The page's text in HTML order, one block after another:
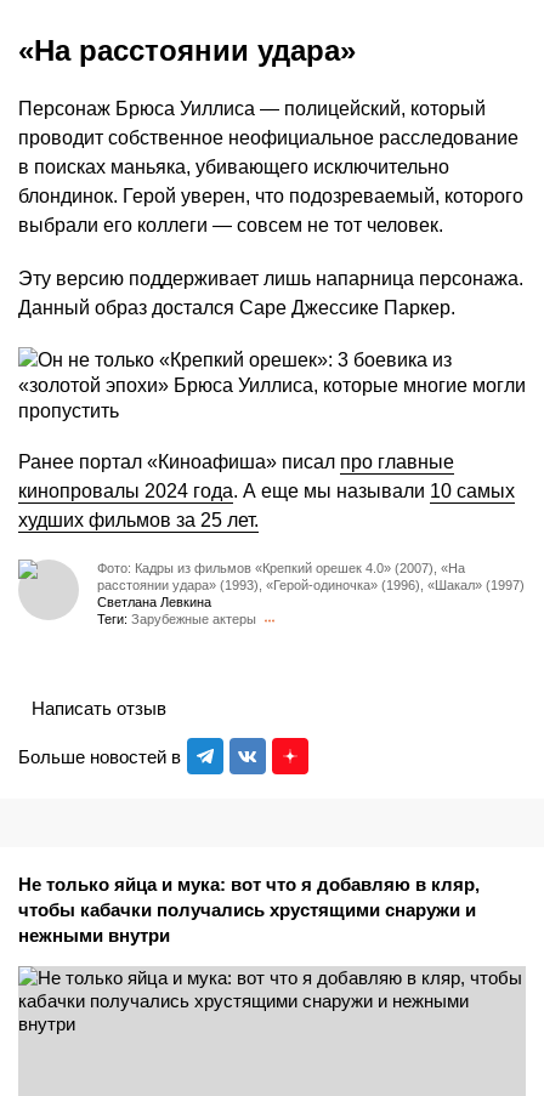
«На расстоянии удара»
Персонаж Брюса Уиллиса — полицейский, который
проводит собственное неофициальное расследование
в поисках маньяка, убивающего исключительно
блондинок. Герой уверен, что подозреваемый, которого
выбрали его коллеги — совсем не тот человек.
Эту версию поддерживает лишь напарница персонажа.
Данный образ достался Саре Джессике Паркер.
Ранее портал «Киноафиша» писал про главные
кинопровалы 2024 года. А еще мы называли 10 самых
худших фильмов за 25 лет.
Фото: Кадры из фильмов «Крепкий орешек 4.0» (2007), «На
расстоянии удара» (1993), «Герой-одиночка» (1996), «Шакал» (1997)
Светлана Левкина
Теги: Зарубежные актеры
Больше новостей в
Написать отзыв
Не только яйца и мука: вот что я добавляю в кляр,
чтобы кабачки получались хрустящими снаружи и
нежными внутри